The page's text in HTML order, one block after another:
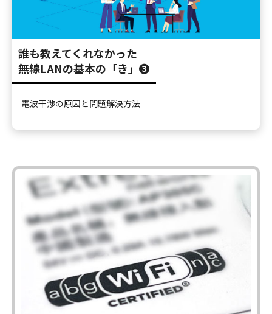
誰も教えてくれなかった
無線LANの基本の「き」➌
電波干渉の原因と問題解決方法